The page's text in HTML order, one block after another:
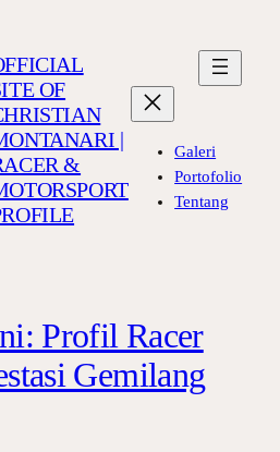
OF
|
&
Galeri
Portofolio
Tentang
Profil Racer
Gemilang